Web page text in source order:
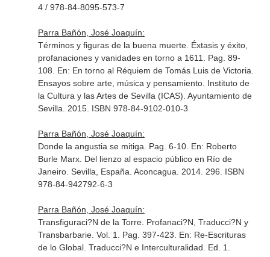
4 / 978-84-8095-573-7
Parra Bañón, José Joaquín:
Términos y figuras de la buena muerte. Éxtasis y éxito,
profanaciones y vanidades en torno a 1611. Pag. 89-
108. En: En torno al Réquiem de Tomás Luis de Victoria.
Ensayos sobre arte, música y pensamiento. Instituto de
la Cultura y las Artes de Sevilla (ICAS). Ayuntamiento de
Sevilla. 2015. ISBN 978-84-9102-010-3
Parra Bañón, José Joaquín:
Donde la angustia se mitiga. Pag. 6-10. En: Roberto
Burle Marx. Del lienzo al espacio público en Río de
Janeiro. Sevilla, España. Aconcagua. 2014. 296. ISBN
978-84-942792-6-3
Parra Bañón, José Joaquín:
Transfiguraci?N de la Torre. Profanaci?N, Traducci?N y
Transbarbarie. Vol. 1. Pag. 397-423. En: Re-Escrituras
de lo Global. Traducci?N e Interculturalidad . Ed. 1.